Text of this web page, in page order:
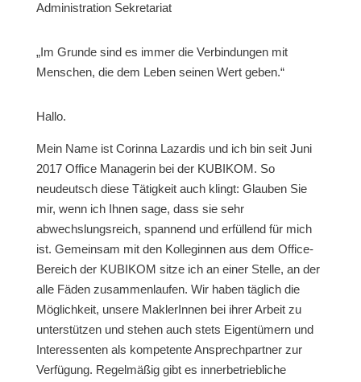
Administration Sekretariat
„Im Grunde sind es immer die Verbindungen mit
Menschen, die dem Leben seinen Wert geben.“
Hallo.
Mein Name ist Corinna Lazardis und ich bin seit Juni
2017 Office Managerin bei der KUBIKOM. So
neudeutsch diese Tätigkeit auch klingt: Glauben Sie
mir, wenn ich Ihnen sage, dass sie sehr
abwechslungsreich, spannend und erfüllend für mich
ist. Gemeinsam mit den Kolleginnen aus dem Office-
Bereich der KUBIKOM sitze ich an einer Stelle, an der
alle Fäden zusammenlaufen. Wir haben täglich die
Möglichkeit, unsere MaklerInnen bei ihrer Arbeit zu
unterstützen und stehen auch stets Eigentümern und
Interessenten als kompetente Ansprechpartner zur
Verfügung. Regelmäßig gibt es innerbetriebliche